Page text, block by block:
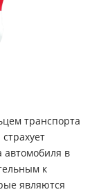
транспорта
автомобиля в
к
являются